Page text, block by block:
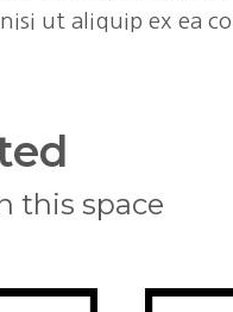
ut aliquip ex ea
this space